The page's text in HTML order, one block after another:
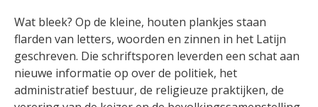
Wat bleek? Op de kleine, houten plankjes staan
flarden van letters, woorden en zinnen in het Latijn
geschreven. Die schriftsporen leverden een schat aan
nieuwe informatie op over de politiek, het
administratief bestuur, de religieuze praktijken, de